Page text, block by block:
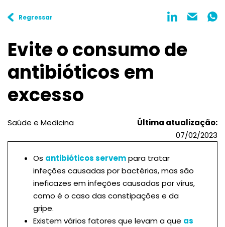
Regressar
Evite o consumo de
antibióticos em
excesso
Saúde e Medicina
Última atualização:
07/02/2023
Os antibióticos servempara tratar
infeções causadas por bactérias, mas são
ineficazes em infeções causadas por vírus,
como é o caso das constipações e da
gripe.
Existem vários fatores que levam a que as